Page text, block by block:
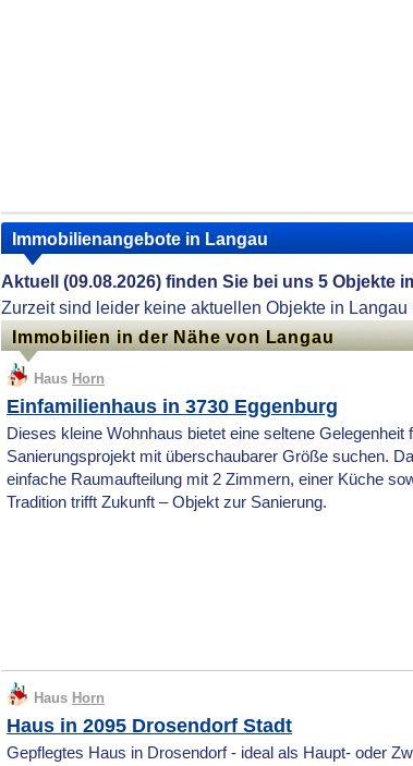
Immobilienangebote in Langau
Aktuell (09.08.2026) finden Sie bei uns 5 Objekte
Zurzeit sind leider keine aktuellen Objekte in Langau
Immobilien in der Nähe von Langau
Haus Horn
Einfamilienhaus in 3730 Eggenburg
Dieses kleine Wohnhaus bietet eine seltene Gelegenheit
Sanierungsprojekt mit überschaubarer Größe suchen.
einfache Raumaufteilung mit 2 Zimmern, einer Küche
Tradition trifft Zukunft – Objekt zur Sanierung.
Haus Horn
Haus in 2095 Drosendorf Stadt
Gepflegtes Haus in Drosendorf - ideal als Haupt- oder